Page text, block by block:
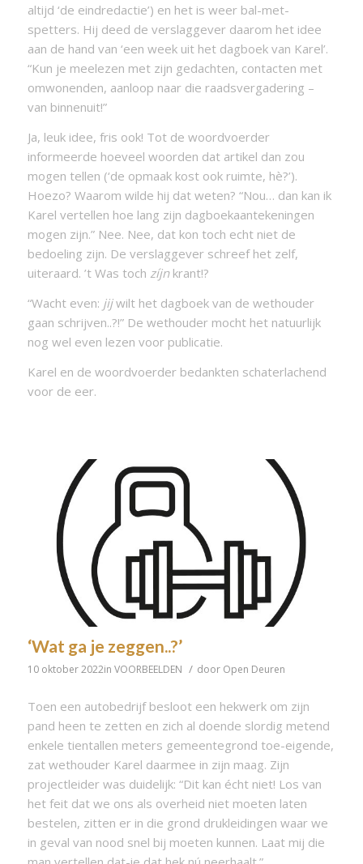
altijd ‘de eindredactie’) en het is weer bal-met-
spetters. Hij deed de verslaggever daarom het idee
aan de hand van ‘een week uit het dagboek van Karel’.
“Kun je meelezen met zijn gedachten, contacten met
omwonenden, aanloop naar die raadsvergadering –
van binnenuit!”
Ja, leuk idee, fris ook! Tot de woordvoerder
informeerde hoeveel woorden dat artikel dan zou
mogen tellen (‘de opmaak kost ook ruimte, hè?’).
Hoezo? Waarom wilde hij dat weten? “Nou… dan kan ik
Karel vertellen hoe lang zijn dagboekaantekeningen
mogen zijn.” Nee. Nee, dat kon toch echt niet de
bedoeling zijn. De verslaggever schreef het zelf,
uiteraard. ’t Was toch zíjnkrant!?
“Wacht even: jijwilt het dagboek van de wethouder
gaan schrijven..?!” De wethouder mocht het natuurlijk
nog wel even lezen voor publicatie.
Karel en de woordvoerder bedankten schaterlachend
voor de eer.
‘Wat ga je zeggen..?’
10 oktober 2022in VOORBEELDEN / door Open Deuren
Toen een autobedrijf besloot een hekwerk om zijn
pand heen te zetten en zich al doende slordig metend
enkele tientallen meters gemeentegrond toe-eigende,
zat wethouder Karel daarmee in zijn maag. Zijn
projectleider was duidelijk: “Dit kan écht niet! Los van
het feit dat we ons als overheid niet moeten laten
bestelen, zitten er in die grond drukleidingen waar we
in geval van nood snel bij moeten kunnen. Laat mij die